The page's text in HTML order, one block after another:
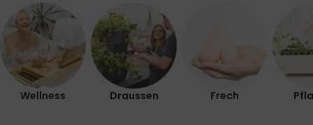
Wellness Draussen Frech